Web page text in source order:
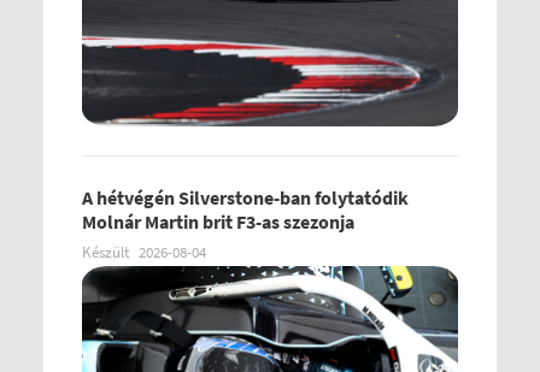
A hétvégén Silverstone-ban folytatódik
Molnár Martin brit F3-as szezonja
Készült 2026-08-04